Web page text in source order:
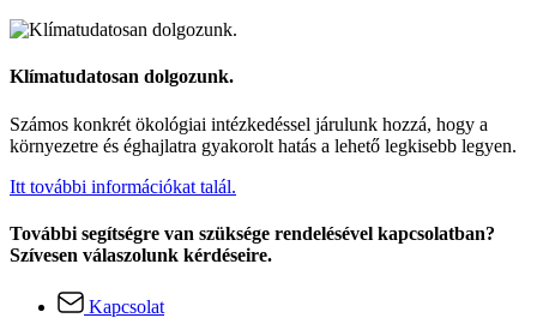
Klímatudatosan dolgozunk.
Számos konkrét ökológiai intézkedéssel járulunk hozzá, hogy a
környezetre és éghajlatra gyakorolt hatás a lehető legkisebb legyen.
Itt további információkat talál.
További segítségre van szüksége rendelésével kapcsolatban?
Szívesen válaszolunk kérdéseire.
Kapcsolat